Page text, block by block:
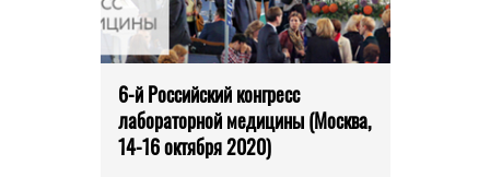
6-й Российский конгресс
лабораторной медицины (Москва,
14-16 октября 2020)